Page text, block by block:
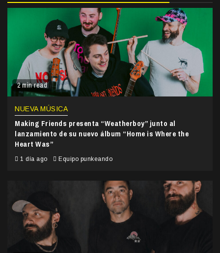
2 min read
NUEVA MÚSICA
Making Friends presenta “Weatherboy” junto al
lanzamiento de su nuevo álbum “Home is Where the
Heart Was”
1 día ago Equipo punkeando